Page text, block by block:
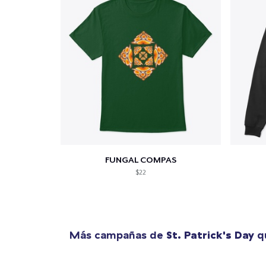
FUNGAL COMPAS
$22
Más campañas de St. Patrick's Day